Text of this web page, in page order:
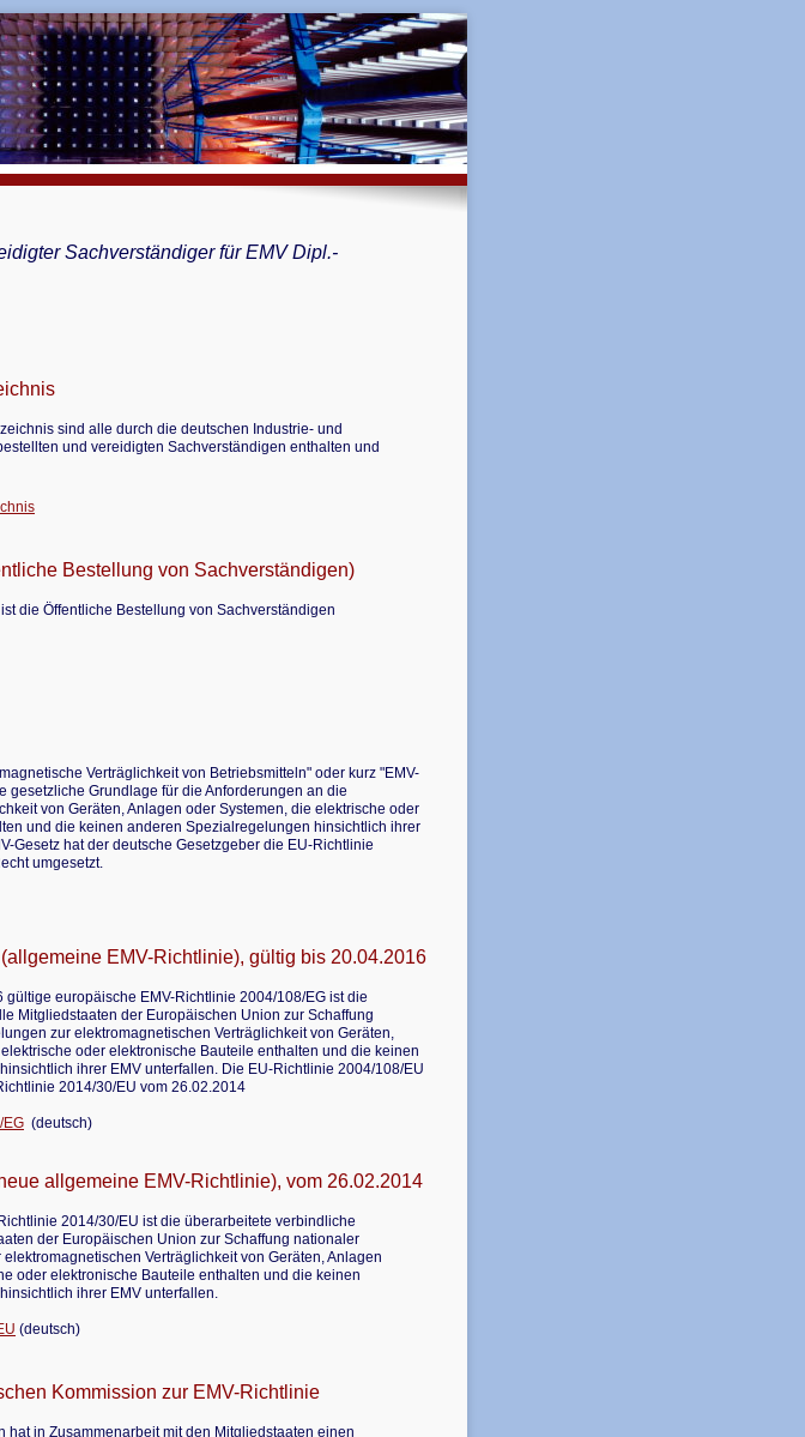
Sachverständiger für EMV Dipl.-
sind alle durch die deutschen Industrie- und
und vereidigten Sachverständigen enthalten und
Bestellung von Sachverständigen)
die Öffentliche Bestellung von Sachverständigen
Verträglichkeit von Betriebsmitteln" oder kurz "EMV-
gesetzliche Grundlage für die Anforderungen an die
von Geräten, Anlagen oder Systemen, die elektrische oder
und die keinen anderen Spezialregelungen hinsichtlich ihrer
Gesetz hat der deutsche Gesetzgeber die EU-Richtlinie
umgesetzt.
EMV-Richtlinie), gültig bis 20.04.2016
gültige europäische EMV-Richtlinie 2004/108/EG ist die
Mitgliedstaaten der Europäischen Union zur Schaffung
zur elektromagnetischen Verträglichkeit von Geräten,
oder elektronische Bauteile enthalten und die keinen
ihrer EMV unterfallen. Die EU-Richtlinie 2004/108/EU
2014/30/EU vom 26.02.2014
EG (deutsch)
allgemeine EMV-Richtlinie), vom 26.02.2014
2014/30/EU ist die überarbeitete verbindliche
der Europäischen Union zur Schaffung nationaler
Verträglichkeit von Geräten, Anlagen
oder elektronische Bauteile enthalten und die keinen
ihrer EMV unterfallen.
(deutsch)
Kommission zur EMV-Richtlinie
hat in Zusammenarbeit mit den Mitgliedstaaten einen